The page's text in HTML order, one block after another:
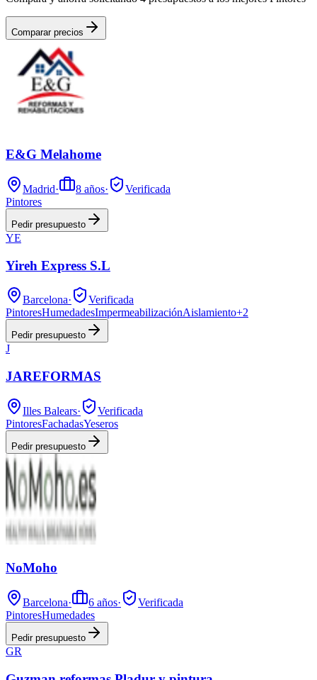
Comparar precios
E&G Melahome
Madrid· 8 años·
Verificada
Pintores
Pedir presupuesto
YE
Yireh Express S.L
Barcelona·
Verificada
PintoresHumedadesImpermeabilizaciónAislamiento+2
Pedir presupuesto
J
JAREFORMAS
Illes Balears·
Verificada
PintoresFachadasYeseros
Pedir presupuesto
NoMoho
Barcelona· 6 años·
Verificada
PintoresHumedades
Pedir presupuesto
GR